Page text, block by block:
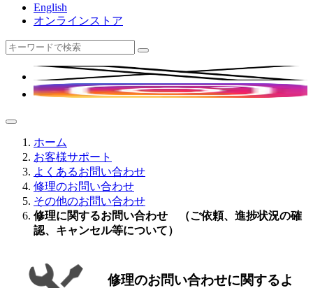
English
オンラインストア
ホーム
お客様サポート
よくあるお問い合わせ
修理のお問い合わせ
その他のお問い合わせ
修理に関するお問い合わせ （ご依頼、進捗状況の確
認、キャンセル等について）
修理のお問い合わせに関するよ